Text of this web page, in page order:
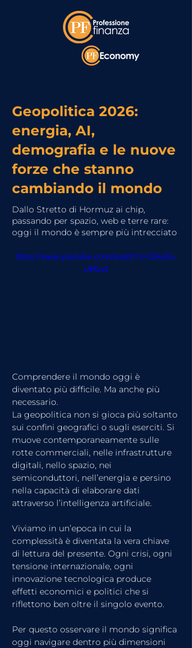
Geopolitica 2026:
energia, AI,
demografia e le nuove
forze che stanno
cambiando il mondo
Dallo Stretto di Hormuz ai chip,
passando per spazio, web e terre rare:
oggi il mondo è sempre più intrecciato
https://www.youtube.com/watch?v=DAx8u-
c9Kn4
Comprendere il mondo oggi è
diventato più difficile. Ma anche più
necessario.
La geopolitica non si gioca più soltanto
sui confini geografici o sugli eserciti. Si
muove contemporaneamente sulle
rotte commerciali, nelle infrastrutture
digitali, nello spazio, nei
semiconduttori, nell’energia e persino
nella capacità di elaborare dati
attraverso l’intelligenza artificiale.
Viviamo in un’epoca in cui la
complessità è diventata la vera chiave
di lettura del presente. Ogni crisi, ogni
tensione internazionale, ogni
innovazione tecnologica produce
effetti economici e politici che si
riflettono ben oltre il singolo evento.
Per questo osservare il mondo significa
oggi navigare dentro più dimensioni